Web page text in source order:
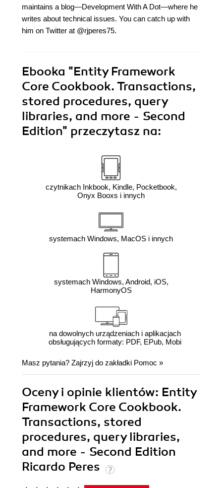
maintains a blog—Development With A Dot—where he
writes about technical issues. You can catch up with
him on Twitter at @rjperes75.
Ebooka "Entity Framework
Core Cookbook. Transactions,
stored procedures, query
libraries, and more - Second
Edition" przeczytasz na:
czytnikach Inkbook, Kindle, Pocketbook,
Onyx Booxs i innych
systemach Windows, MacOS i innych
systemach Windows, Android, iOS,
HarmonyOS
na dowolnych urządzeniach i aplikacjach
obsługujących formaty: PDF, EPub, Mobi
Masz pytania? Zajrzyj do zakładki Pomoc »
Oceny i opinie klientów: Entity
Framework Core Cookbook.
Transactions, stored
procedures, query libraries,
and more - Second Edition
Ricardo Peres